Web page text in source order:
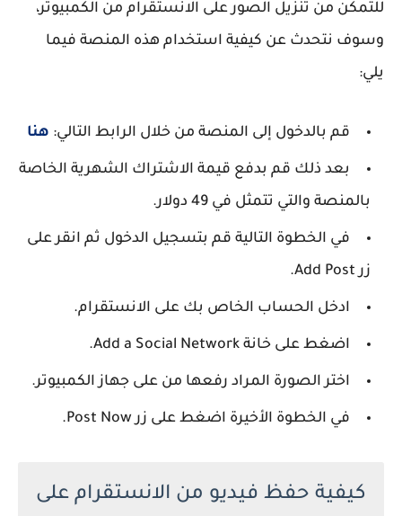
للتمكن من تنزيل الصور على الانستقرام من الكمبيوتر،
وسوف نتحدث عن كيفية استخدام هذه المنصة فيما
يلي:
قم بالدخول إلى المنصة من خلال الرابط التالي: هنا
بعد ذلك قم بدفع قيمة الاشتراك الشهرية الخاصة
بالمنصة والتي تتمثل في 49 دولار.
في الخطوة التالية قم بتسجيل الدخول ثم انقر على
زر Add Post.
ادخل الحساب الخاص بك على الانستقرام.
اضغط على خانة Add a Social Network.
اختر الصورة المراد رفعها من على جهاز الكمبيوتر.
في الخطوة الأخيرة اضغط على زر Post Now.
كيفية حفظ فيديو من الانستقرام على